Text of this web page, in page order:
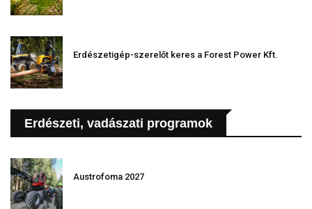
Erdészetigép-szerelőt keres a Forest Power Kft.
Erdészeti, vadászati programok
Austrofoma 2027